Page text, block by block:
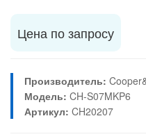
Цена по запросу
Производитель:
Модель: CH-S07MKP6
Артикул: CH20207